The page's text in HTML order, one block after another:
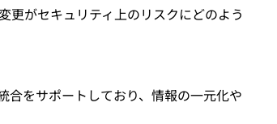
更がセキュリティ上のリスクにどのよう
合をサポートしており、情報の一元化や